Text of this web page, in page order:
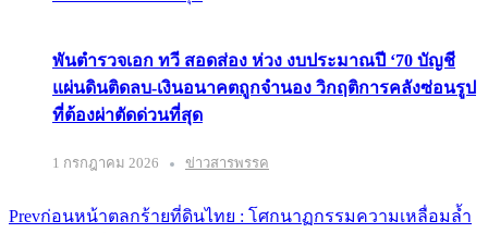
พันตำรวจเอก ทวี สอดส่อง ห่วง งบประมาณปี ‘70 บัญชี
แผ่นดินติดลบ-เงินอนาคตถูกจำนอง วิกฤติการคลังซ่อนรูป
ที่ต้องผ่าตัดด่วนที่สุด
1 กรกฎาคม 2026 ข่าวสารพรรค
Prevก่อนหน้าตลกร้ายที่ดินไทย : โศกนาฏกรรมความเหลื่อมล้ำ